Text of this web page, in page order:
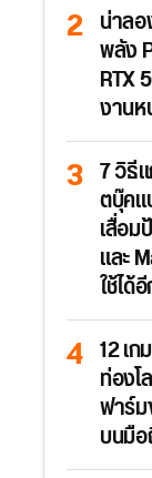
น่าลอ
พลัง
RTX
งานห
7 วิธี
ตบุ๊ค
เสื่อม
และ
ใช้ได้
12 เ
ท่อง
ฟาร์
บนมื